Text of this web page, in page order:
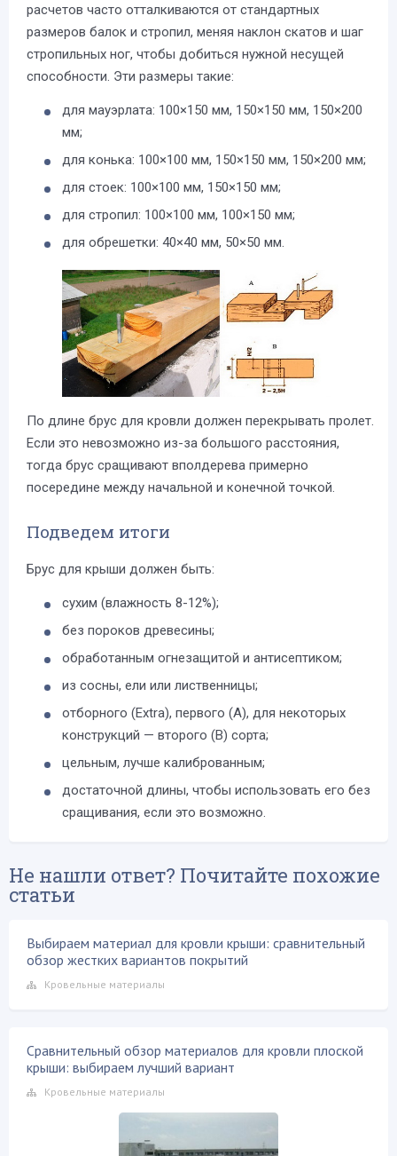
расчетов часто отталкиваются от стандартных
размеров балок и стропил, меняя наклон скатов и шаг
стропильных ног, чтобы добиться нужной несущей
способности. Эти размеры такие:
для мауэрлата: 100×150 мм, 150×150 мм, 150×200
мм;
для конька: 100×100 мм, 150×150 мм, 150×200 мм;
для стоек: 100×100 мм, 150×150 мм;
для стропил: 100×100 мм, 100×150 мм;
для обрешетки: 40×40 мм, 50×50 мм.
По длине брус для кровли должен перекрывать пролет.
Если это невозможно из-за большого расстояния,
тогда брус сращивают вполдерева примерно
посередине между начальной и конечной точкой.
Подведем итоги
Брус для крыши должен быть:
сухим (влажность 8-12%);
без пороков древесины;
обработанным огнезащитой и антисептиком;
из сосны, ели или лиственницы;
отборного (Extra), первого (A), для некоторых
конструкций — второго (B) сорта;
цельным, лучше калиброванным;
достаточной длины, чтобы использовать его без
сращивания, если это возможно.
Не нашли ответ? Почитайте похожие
статьи
Выбираем материал для кровли крыши: сравнительный
обзор жестких вариантов покрытий
Кровельные материалы
Сравнительный обзор материалов для кровли плоской
крыши: выбираем лучший вариант
Кровельные материалы